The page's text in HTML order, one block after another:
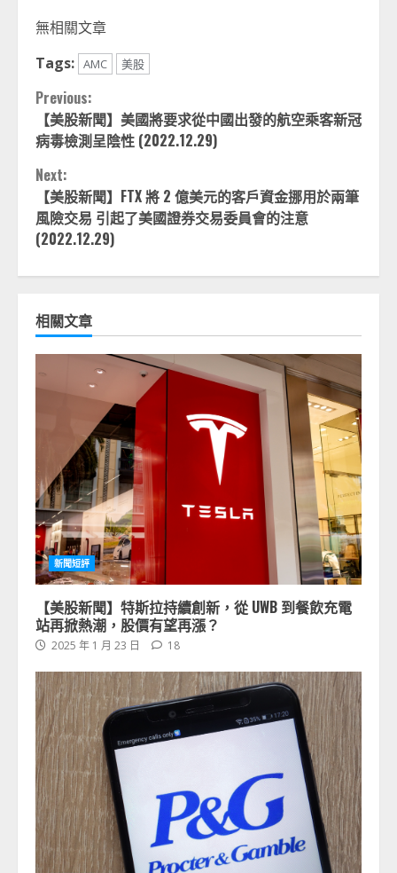
無相關文章
Tags: AMC 美股
Continue
Reading
Previous:
【美股新聞】美國將要求從中國出發的航空乘客新冠
病毒檢測呈陰性 (2022.12.29)
Next:
【美股新聞】FTX 將 2 億美元的客戶資金挪用於兩筆
風險交易 引起了美國證券交易委員會的注意
(2022.12.29)
相關文章
新聞短評
【美股新聞】特斯拉持續創新，從 UWB 到餐飲充電
站再掀熱潮，股價有望再漲？
2025 年 1 月 23 日 18